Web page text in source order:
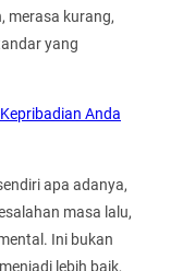
merasa kurang,
yang
Anda
apa adanya,
masa lalu,
Ini bukan
lebih baik,